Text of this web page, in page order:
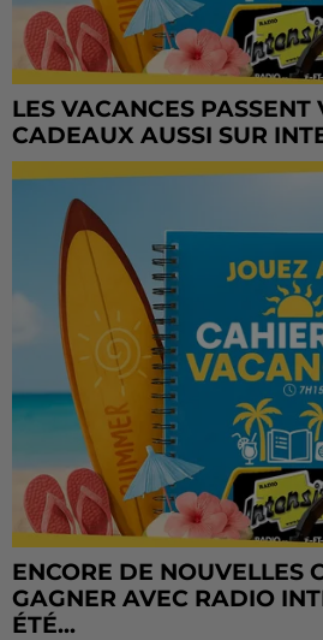
LES VACANCES PASSENT
CADEAUX AUSSI SUR
ENCORE DE NOUVELLES
GAGNER AVEC RADIO
ÉTÉ...